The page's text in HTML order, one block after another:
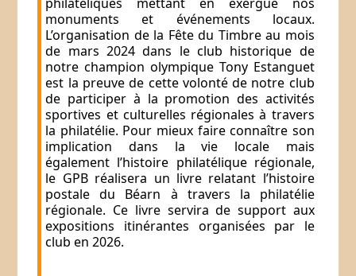
monuments et événements locaux.
L’organisation de la Fête du Timbre au mois
de mars 2024 dans le club historique de
notre champion olympique Tony Estanguet
est la preuve de cette volonté de notre club
de participer à la promotion des activités
sportives et culturelles régionales à travers
la philatélie. Pour mieux faire connaître son
implication dans la vie locale mais
également l’histoire philatélique régionale,
le GPB réalisera un livre relatant l’histoire
postale du Béarn à travers la philatélie
régionale. Ce livre servira de support aux
expositions itinérantes organisées par le
club en 2026.